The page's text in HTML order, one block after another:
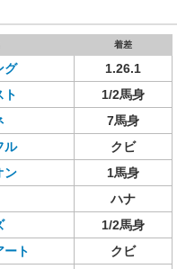
着差
グ
1.26.1
ト
1/2馬身
7馬身
ル
クビ
ン
1馬身
ハナ
1/2馬身
ート
クビ